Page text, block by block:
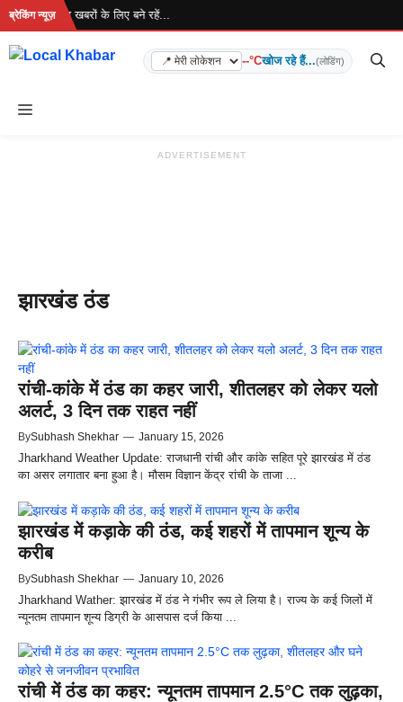
Skip
content
ब्रेकिंग न्यूज़
रहा है... ताज़ा खबरों के लिए बने रहें...
--°Cखोज रहे हैं...(लोडिंग)
Menu
ADVERTISEMENT
झारखंड ठंड
रांची-कांके में ठंड का कहर जारी, शीतलहर को लेकर यलो
अलर्ट, 3 दिन तक राहत नहीं
BySubhash Shekhar — January 15, 2026
Jharkhand Weather Update: राजधानी रांची और कांके सहित पूरे झारखंड में ठंड
का असर लगातार बना हुआ है। मौसम विज्ञान केंद्र रांची के ताजा ...
झारखंड में कड़ाके की ठंड, कई शहरों में तापमान शून्य के
करीब
BySubhash Shekhar — January 10, 2026
Jharkhand Wather: झारखंड में ठंड ने गंभीर रूप ले लिया है। राज्य के कई जिलों में
न्यूनतम तापमान शून्य डिग्री के आसपास दर्ज किया ...
रांची में ठंड का कहर: न्यूनतम तापमान 2.5°C तक लुढ़का,